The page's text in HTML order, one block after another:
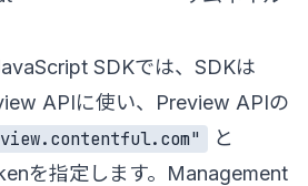
SDKでは、SDKは
APIに使い、Preview APIの
と
を指定します。Management